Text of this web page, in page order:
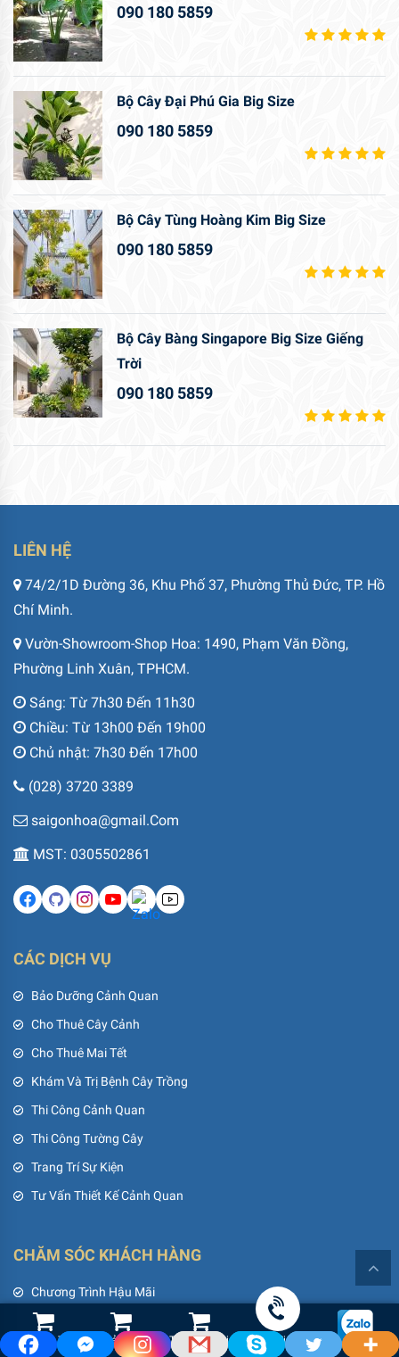
090 180 5859
Bộ Cây Đại Phú Gia Big Size
090 180 5859
Bộ Cây Tùng Hoàng Kim Big Size
090 180 5859
Bộ Cây Bàng Singapore Big Size Giếng
Trời
090 180 5859
LIÊN HỆ
74/2/1D Đường 36, Khu Phố 37, Phường Thủ Đức, TP. Hồ
Chí Minh.
Vườn-Showroom-Shop Hoa: 1490, Phạm Văn Đồng,
Phường Linh Xuân, TPHCM.
Sáng: Từ 7h30 Đến 11h30
Chiều: Từ 13h00 Đến 19h00
Chủ nhật: 7h30 Đến 17h00
(028) 3720 3389
saigonhoa@gmail.Com
MST: 0305502861
CÁC DỊCH VỤ
Bảo Dưỡng Cảnh Quan
Cho Thuê Cây Cảnh
Cho Thuê Mai Tết
Khám Và Trị Bệnh Cây Trồng
Thi Công Cảnh Quan
Thi Công Tường Cây
Trang Trí Sự Kiện
Tư Vấn Thiết Kế Cảnh Quan
CHĂM SÓC KHÁCH HÀNG
Chương Trình Hậu Mãi
Đóng Góp Ý Kiến Từ Khách Hàng
Góc Thư Giãn
Shop Hoa Tươi Led Cảnh Quan Thiết Bị Tưới Gọi điện